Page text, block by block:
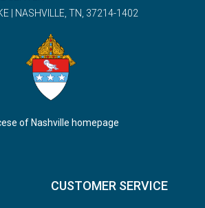
| NASHVILLE, TN, 37214-1402
of Nashville homepage
CUSTOMER SERVICE